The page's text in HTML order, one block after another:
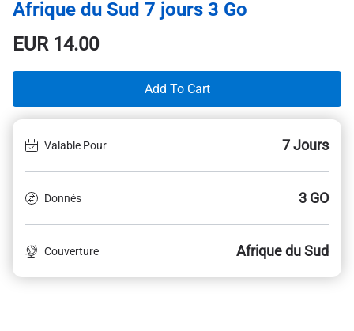
Afrique du Sud 7 jours 3 Go
EUR14.00
Add To Cart
Valable Pour 7 Jours
Donnés 3 GO
Couverture Afrique du Sud